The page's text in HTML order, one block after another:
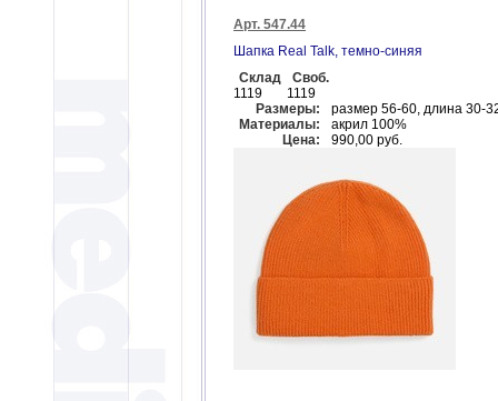
Арт. 547.44
Шапка Real Talk, темно-синяя
Склад
Своб.
1119
1119
Размеры:
размер 56-60, длина 30-
Материалы:
акрил 100%
Цена:
990,00 руб.